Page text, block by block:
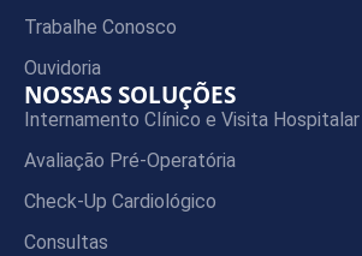
Trabalhe Conosco
Ouvidoria
NOSSAS SOLUÇÕES
Internamento Clínico e Visita Hospitalar
Avaliação Pré-Operatória
Check-Up Cardiológico
Consultas